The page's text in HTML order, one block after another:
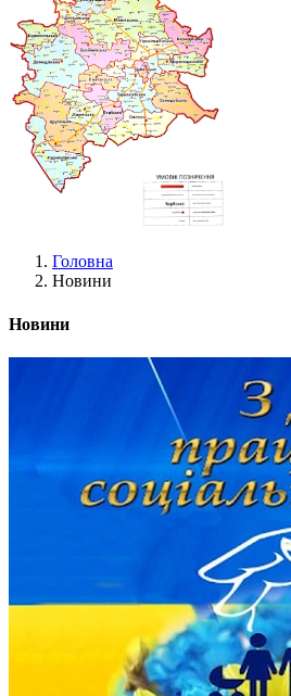
Головна
Новини
Новини